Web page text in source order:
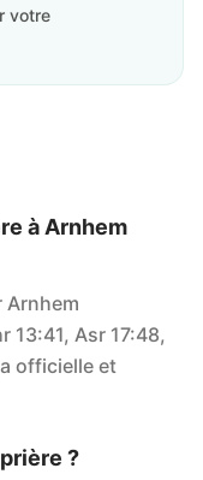
votre
à Arnhem
Arnhem
13:41, Asr 17:48,
officielle et
?